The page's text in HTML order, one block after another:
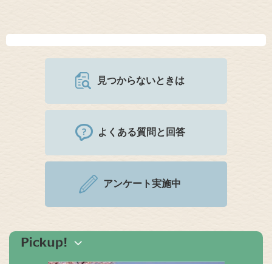
見つからないときは
よくある質問と回答
アンケート実施中